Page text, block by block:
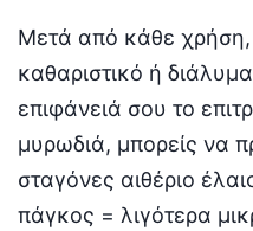
Μετά από κάθε
καθαριστικό ή
επιφάνειά σου το
μυρωδιά, μπορείς να
σταγόνες αιθέριο
πάγκος = λιγότερα